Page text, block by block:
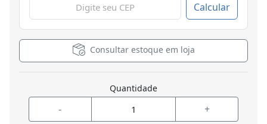
Calcular
Consultar estoque em loja
Quantidade
- +